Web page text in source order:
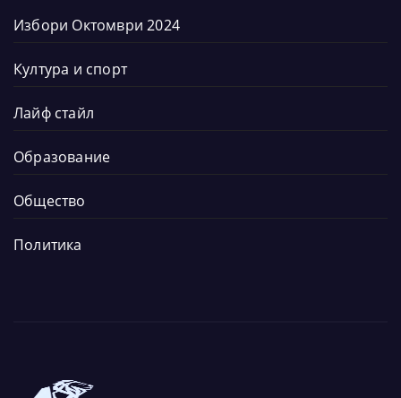
Избори Октомври 2024
Култура и спорт
Лайф стайл
Образование
Общество
Политика